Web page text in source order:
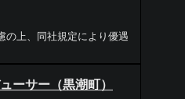
の上、同社規定により優遇
ーサー（黒潮町）